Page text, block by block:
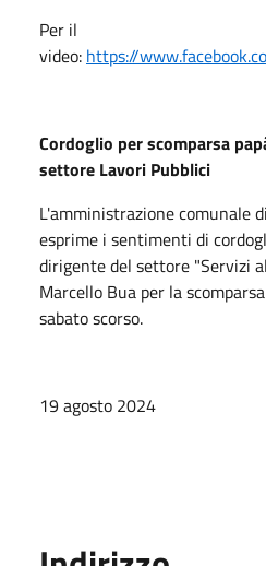
Per il
video: https://
Cordoglio per scomparsa
settore Lavori Pubblici
L'amministrazione comunale
esprime i sentimenti di
dirigente del settore "Servizi
Marcello Bua per la
sabato scorso.
19 agosto 2024